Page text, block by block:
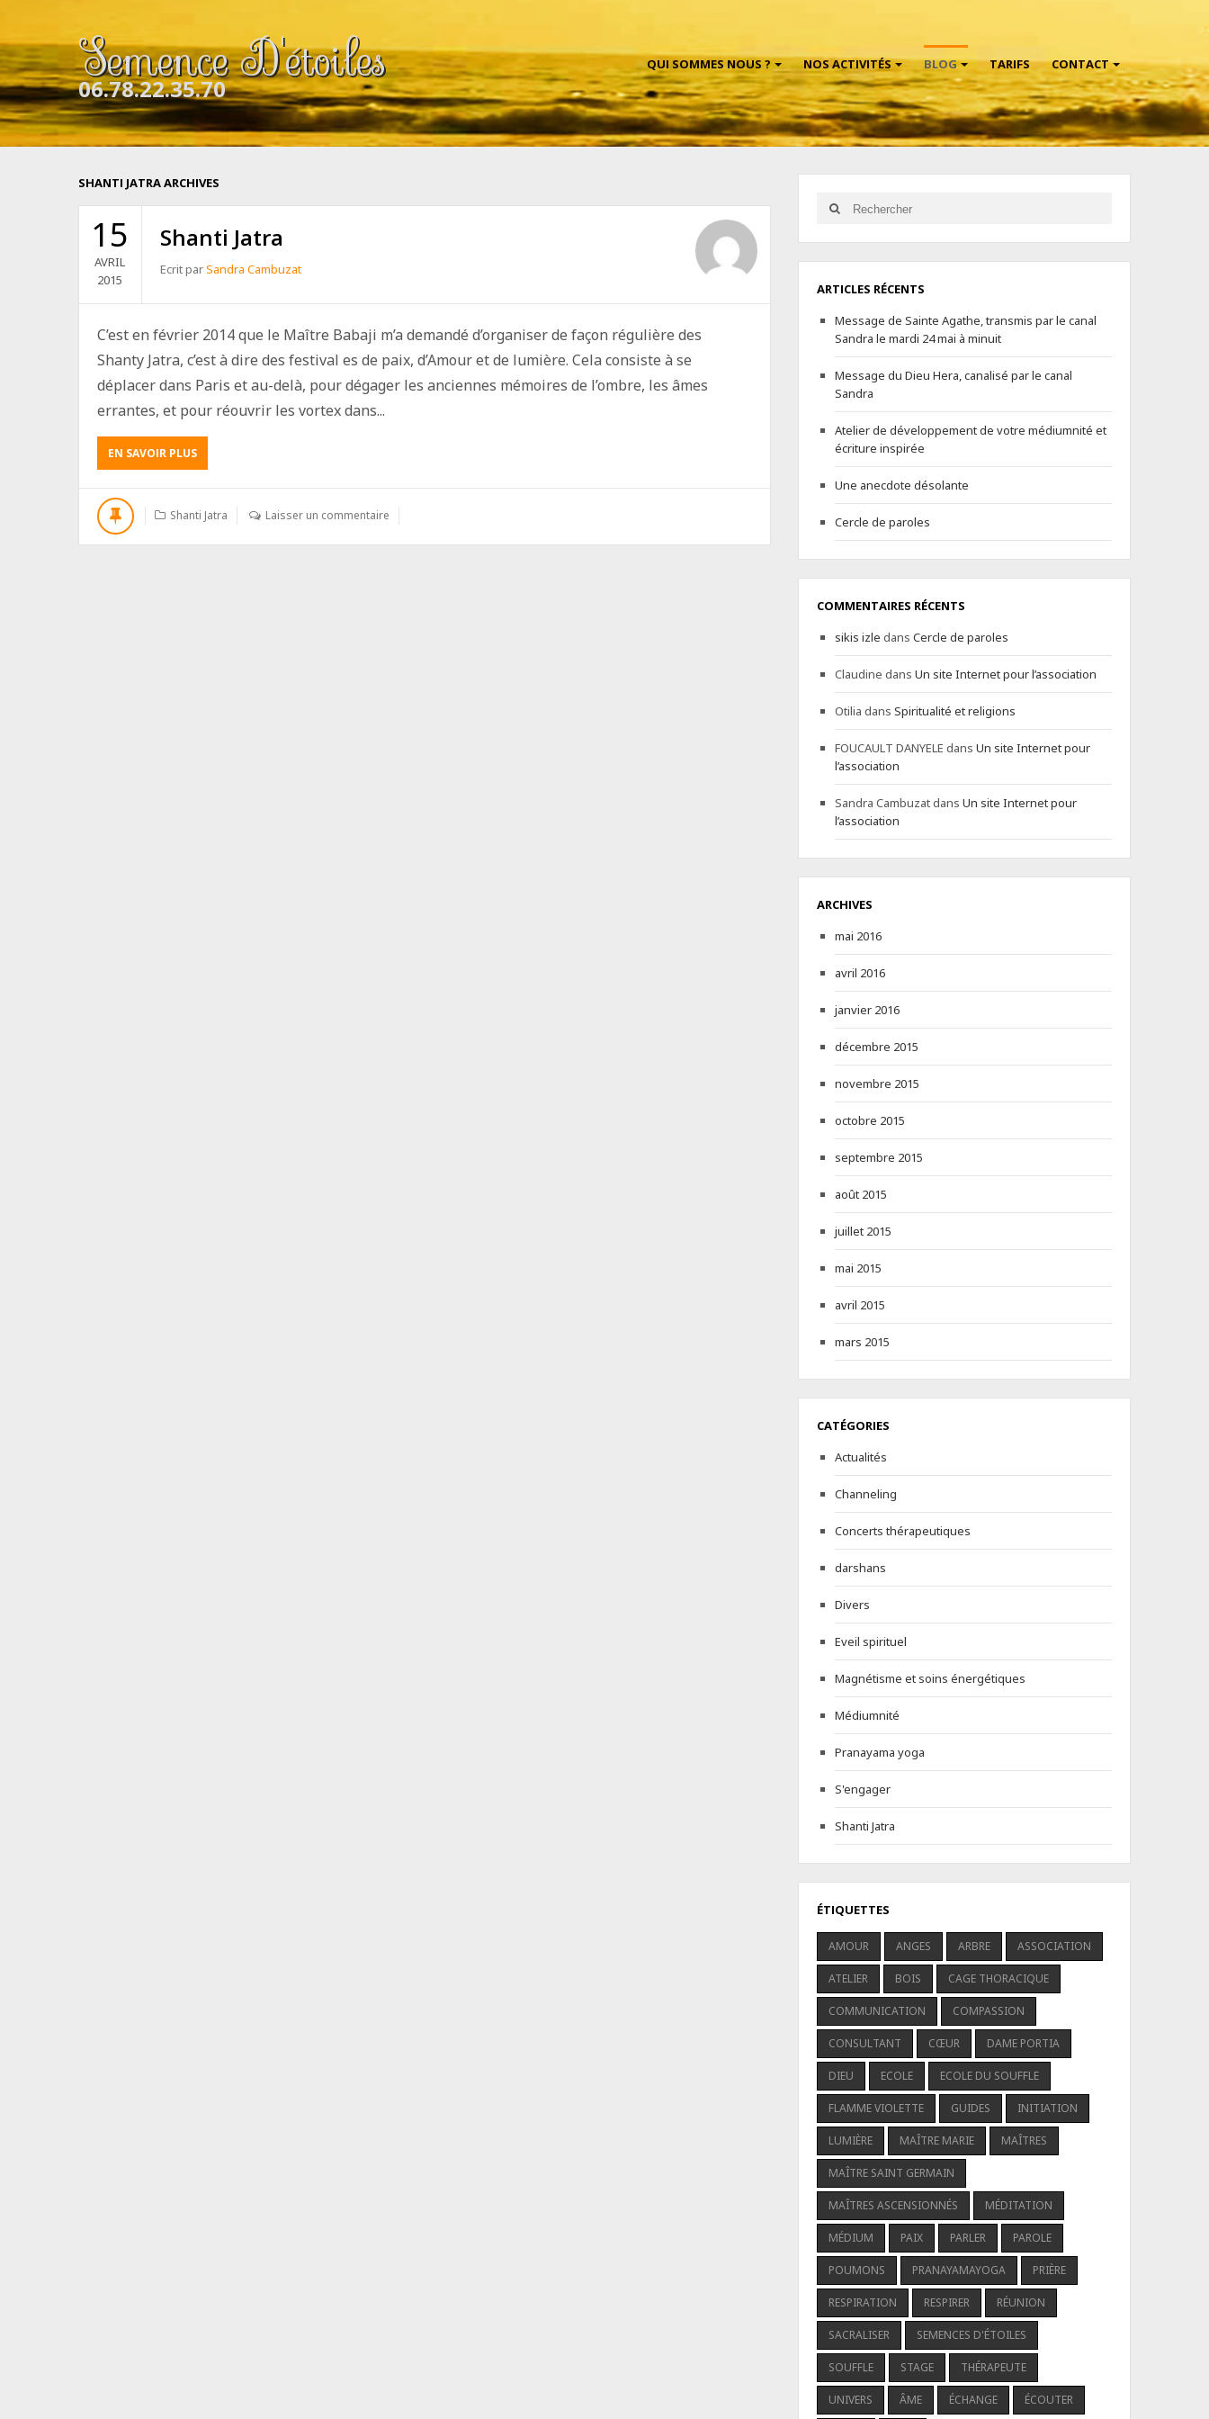
Semence D'étoiles
06.78.22.35.70
QUI SOMMES NOUS ? NOS ACTIVITÉS BLOG TARIFS CONTACT
SHANTI JATRA ARCHIVES
15
AVRIL
2015
Shanti Jatra
Ecrit parSandra Cambuzat
C’est en février 2014 que le Maître Babaji m’a demandé d’organiser de façon régulière des
Shanty Jatra, c’est à dire des festival es de paix, d’Amour et de lumière. Cela consiste à se
déplacer dans Paris et au-delà, pour dégager les anciennes mémoires de l’ombre, les âmes
errantes, et pour réouvrir les vortex dans...
EN SAVOIR PLUS
Shanti Jatra Laisser un commentaire
ARTICLES RÉCENTS
Message de Sainte Agathe, transmis par le canal
Sandra le mardi 24 mai à minuit
Message du Dieu Hera, canalisé par le canal
Sandra
Atelier de développement de votre médiumnité et
écriture inspirée
Une anecdote désolante
Cercle de paroles
COMMENTAIRES RÉCENTS
sikis izle dansCercle de paroles
Claudine dansUn site Internet pour l’association
Otilia dansSpiritualité et religions
FOUCAULT DANYELE dansUn site Internet pour
l’association
Sandra CambuzatdansUn site Internet pour
l’association
ARCHIVES
mai 2016
avril 2016
janvier 2016
décembre 2015
novembre 2015
octobre 2015
septembre 2015
août 2015
juillet 2015
mai 2015
avril 2015
mars 2015
CATÉGORIES
Actualités
Channeling
Concerts thérapeutiques
darshans
Divers
Eveil spirituel
Magnétisme et soins énergétiques
Médiumnité
Pranayama yoga
S'engager
Shanti Jatra
ÉTIQUETTES
AMOUR ANGES ARBRE ASSOCIATION
ATELIER BOIS CAGE THORACIQUE
COMMUNICATION COMPASSION
CONSULTANT CŒUR DAME PORTIA
DIEU ECOLE ECOLE DU SOUFFLE
FLAMME VIOLETTE GUIDES INITIATION
LUMIÈRE MAÎTRE MARIE MAÎTRES
MAÎTRE SAINT GERMAIN
MAÎTRES ASCENSIONNÉS MÉDITATION
MÉDIUM PAIX PARLER PAROLE
POUMONS PRANAYAMAYOGA PRIÈRE
RESPIRATION RESPIRER RÉUNION
SACRALISER SEMENCES D'ÉTOILES
SOUFFLE STAGE THÉRAPEUTE
UNIVERS ÂME ÉCHANGE ÉCOUTER